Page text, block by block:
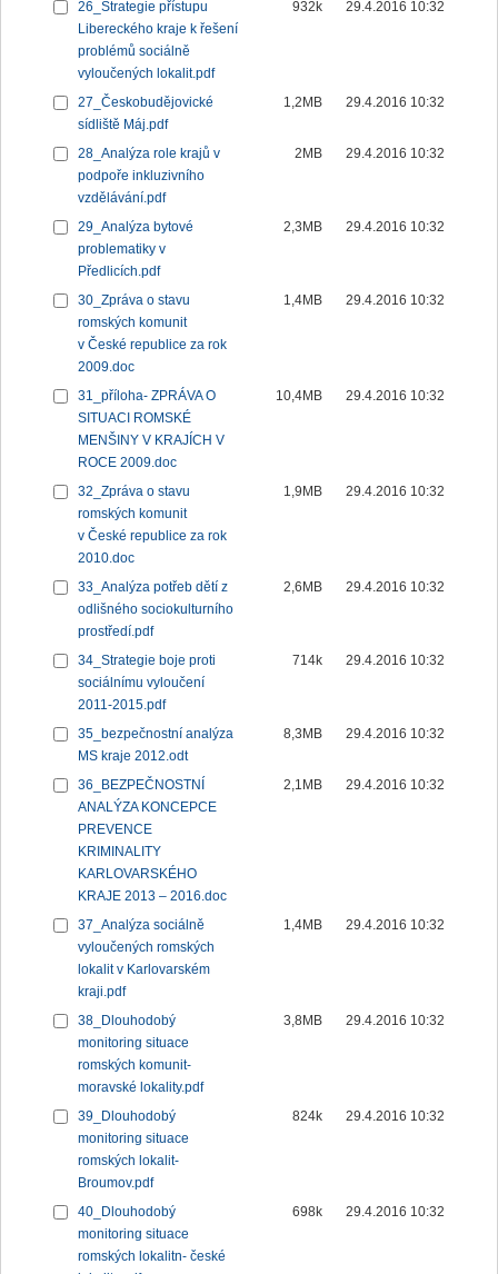
26_Strategie přístupu
Libereckého kraje k řešení
problémů sociálně
vyloučených lokalit.pdf
932k 29.4.2016 10:32
27_Českobudějovické
sídliště Máj.pdf
1,2MB 29.4.2016 10:32
28_Analýza role krajů v
podpoře inkluzivního
vzdělávání.pdf
2MB 29.4.2016 10:32
29_Analýza bytové
problematiky v
Předlicích.pdf
2,3MB 29.4.2016 10:32
30_Zpráva o stavu
romských komunit
v České republice za rok
2009.doc
1,4MB 29.4.2016 10:32
31_příloha- ZPRÁVA O
SITUACI ROMSKÉ
MENŠINY V KRAJÍCH V
ROCE 2009.doc
10,4MB 29.4.2016 10:32
32_Zpráva o stavu
romských komunit
v České republice za rok
2010.doc
1,9MB 29.4.2016 10:32
33_Analýza potřeb dětí z
odlišného sociokulturního
prostředí.pdf
2,6MB 29.4.2016 10:32
34_Strategie boje proti
sociálnímu vyloučení
2011-2015.pdf
714k 29.4.2016 10:32
35_bezpečnostní analýza
MS kraje 2012.odt
8,3MB 29.4.2016 10:32
36_BEZPEČNOSTNÍ
ANALÝZA KONCEPCE
PREVENCE
KRIMINALITY
KARLOVARSKÉHO
KRAJE 2013 – 2016.doc
2,1MB 29.4.2016 10:32
37_Analýza sociálně
vyloučených romských
lokalit v Karlovarském
kraji.pdf
1,4MB 29.4.2016 10:32
38_Dlouhodobý
monitoring situace
romských komunit-
moravské lokality.pdf
3,8MB 29.4.2016 10:32
39_Dlouhodobý
monitoring situace
romských lokalit-
Broumov.pdf
824k 29.4.2016 10:32
40_Dlouhodobý
monitoring situace
romských lokalitn- české
698k 29.4.2016 10:32